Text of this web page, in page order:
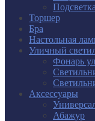
Подсветка
Торшер
Бра
Настольная
Уличный
Фонарь
Аксессуары
Абажур